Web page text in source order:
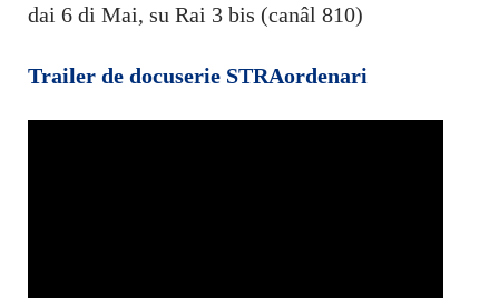
dai 6 di Mai, su Rai 3 bis (canâl 810)
Trailer de docuserie STRAordenari